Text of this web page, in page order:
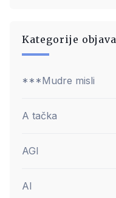
Kategorije objava
***Mudre misli
A tačka
AGI
AI